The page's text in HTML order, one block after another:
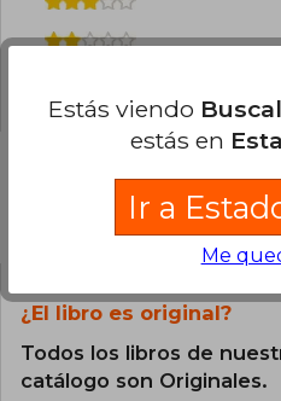
Preguntas
¿El libro es original?
Todos los libros de
catálogo son Originales.
Estás viendo
estás en
Ir a
Me